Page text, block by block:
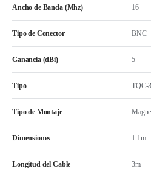
Ancho de Banda (Mhz) 16
Tipo de Conector BNC
Ganancia (dBi) 5
Tipo TQC-
Tipo de Montaje
Dimensiones 1.1m
Longitud del Cable 3m